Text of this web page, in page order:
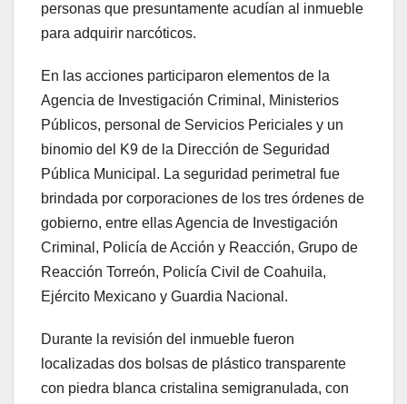
personas que presuntamente acudían al inmueble
para adquirir narcóticos.
En las acciones participaron elementos de la
Agencia de Investigación Criminal, Ministerios
Públicos, personal de Servicios Periciales y un
binomio del K9 de la Dirección de Seguridad
Pública Municipal. La seguridad perimetral fue
brindada por corporaciones de los tres órdenes de
gobierno, entre ellas Agencia de Investigación
Criminal, Policía de Acción y Reacción, Grupo de
Reacción Torreón, Policía Civil de Coahuila,
Ejército Mexicano y Guardia Nacional.
Durante la revisión del inmueble fueron
localizadas dos bolsas de plástico transparente
con piedra blanca cristalina semigranulada, con